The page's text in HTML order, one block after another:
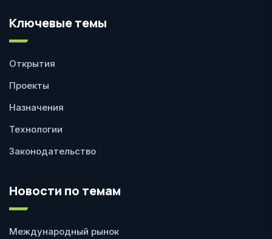
Ключевые темы
Открытия
Проекты
Назначения
Технологии
Законодательство
Новости по темам
Международный рынок